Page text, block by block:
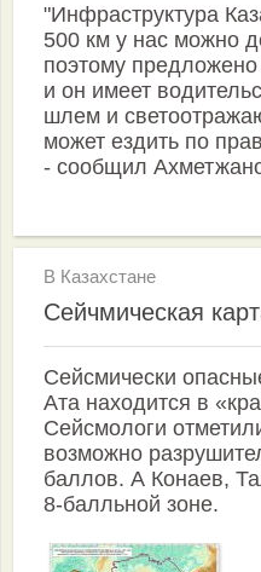
"Инфраструктура
500 км у нас можно
поэтому
и он имеет
шлем и
может ездить по
- сообщил
В Казахстане
Сейчмическая
Сейсмически
Ата находится в
Сейсмологи
возможно
баллов. А Конаев,
8-балльной зоне.